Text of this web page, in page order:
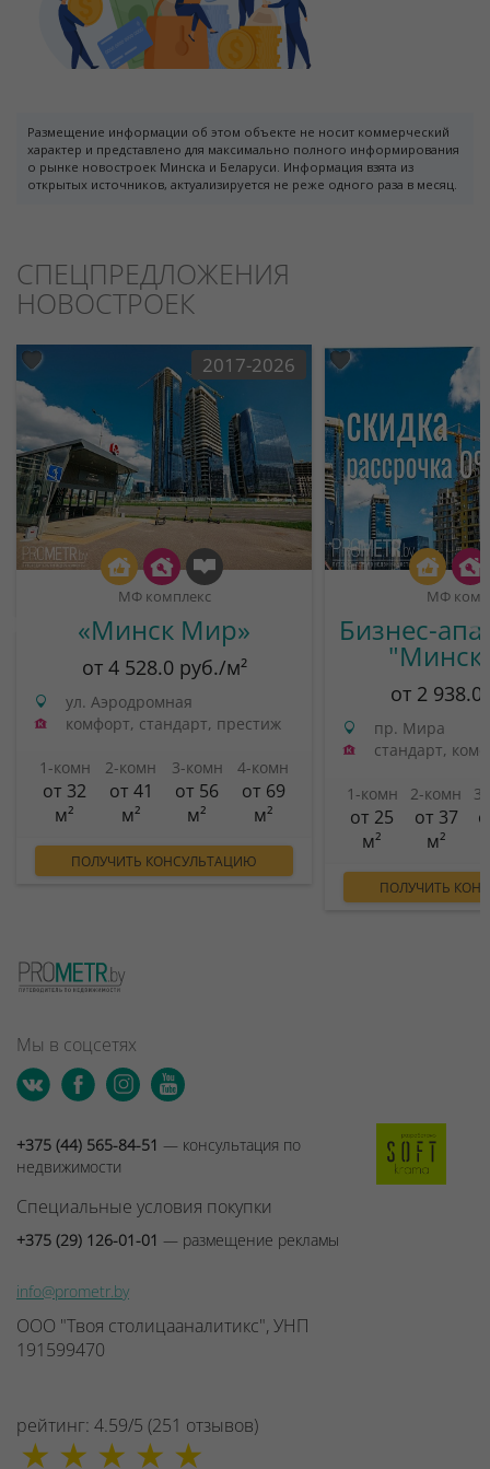
Размещение информации об этом объекте не носит коммерческий
характер и представлено для максимально полного информирования
о рынке новостроек Минска и Беларуси. Информация взята из
открытых источников, актуализируется не реже одного раза в месяц.
СПЕЦПРЕДЛОЖЕНИЯ
НОВОСТРОЕК
2017-2026
МФ комплекс
«Минск Мир»
от 4 528.0 руб./м²
ул. Аэродромная
комфорт, стандарт, престиж
1-комн
от 32
м²
2-комн
от 41
м²
3-комн
от 56
м²
4-комн
от 69
м²
ПОЛУЧИТЬ КОНСУЛЬТАЦИЮ
МФ
Бизнес-
от 2
пр. Мира
стандарт,
1-комн
от 25
м²
2-комн
от 37
м²
ПОЛУЧИТЬ
Мы в соцсетях
+375 (44) 565-84-51 — консультация по
недвижимости
Специальные условия покупки
+375 (29) 126-01-01 — размещение рекламы
info@prometr.by
ООО "Твоя столицааналитикс", УНП
191599470
рейтинг: 4.59/5 (251 отзывов)